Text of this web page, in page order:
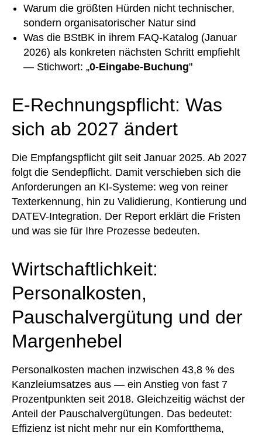
Warum die größten Hürden nicht technischer,
sondern organisatorischer Natur sind
Was die BStBK in ihrem FAQ-Katalog (Januar
2026) als konkreten nächsten Schritt empfiehlt
— Stichwort: „0-Eingabe-Buchung"
E-Rechnungspflicht: Was
sich ab 2027 ändert
Die Empfangspflicht gilt seit Januar 2025. Ab 2027
folgt die Sendepflicht. Damit verschieben sich die
Anforderungen an KI-Systeme: weg von reiner
Texterkennung, hin zu Validierung, Kontierung und
DATEV-Integration. Der Report erklärt die Fristen
und was sie für Ihre Prozesse bedeuten.
Wirtschaftlichkeit:
Personalkosten,
Pauschalvergütung und der
Margenhebel
Personalkosten machen inzwischen 43,8 % des
Kanzleiumsatzes aus — ein Anstieg von fast 7
Prozentpunkten seit 2018. Gleichzeitig wächst der
Anteil der Pauschalvergütungen. Das bedeutet:
Effizienz ist nicht mehr nur ein Komfortthema,